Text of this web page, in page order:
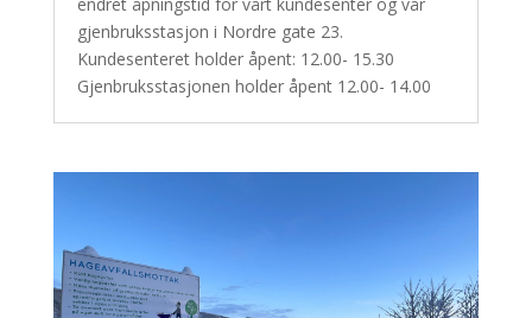
gjenbruksstasjon i Nordre gate 23.
Kundesenteret holder åpent: 12.00- 15.30
Gjenbruksstasjonen holder åpent 12.00- 14.00